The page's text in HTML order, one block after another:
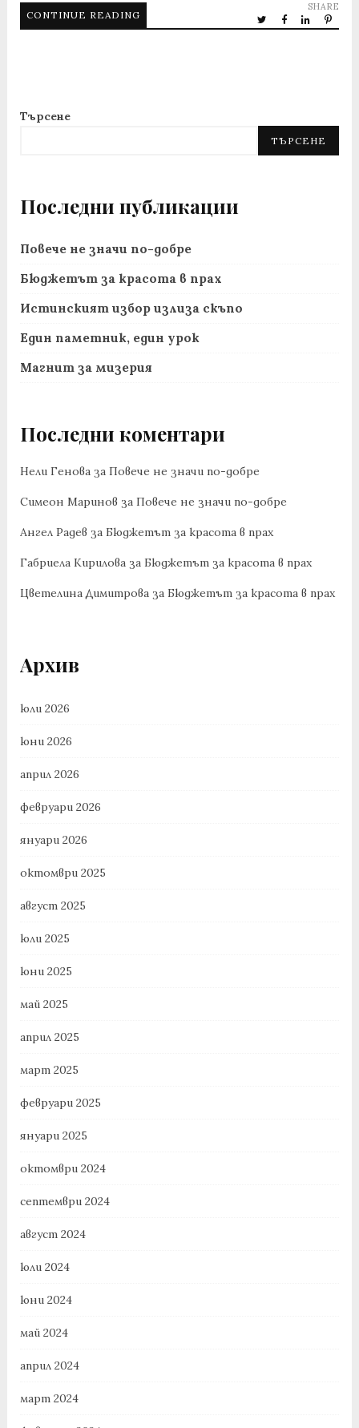
CONTINUE READING
SHARE
Търсене
ТЪРСЕНЕ
Последни публикации
Повече не значи по-добре
Бюджетът за красота в прах
Истинският избор излиза скъпо
Един паметник, един урок
Магнит за мизерия
Последни коментари
Нели Геноваза Повече не значи по-добре
Симеон Маринов за Повече не значи по-добре
Ангел Радев за Бюджетът за красота в прах
Габриела Кириловаза Бюджетът за красота в прах
Цветелина Димитроваза Бюджетът за красота в прах
Архив
юли 2026
юни 2026
април 2026
февруари 2026
януари 2026
октомври 2025
август 2025
юли 2025
юни 2025
май 2025
април 2025
март 2025
февруари 2025
януари 2025
октомври 2024
септември 2024
август 2024
юли 2024
юни 2024
май 2024
април 2024
март 2024